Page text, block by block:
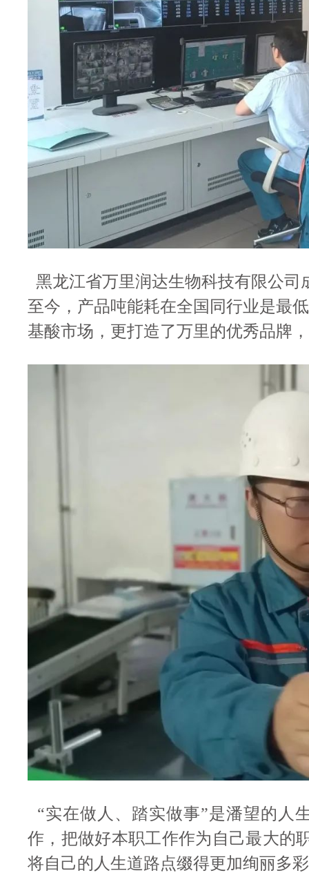
黑龙江省万里润达生物科技有限公司
至今，产品吨能耗在全国同行业是最
基酸市场，更打造了万里的优秀品牌
“实在做人、踏实做事”是潘望的人
作，把做好本职工作作为自己最大的
将自己的人生道路点缀得更加绚丽多